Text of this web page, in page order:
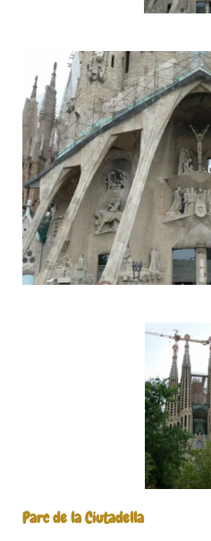
Parc de la Ciutadella